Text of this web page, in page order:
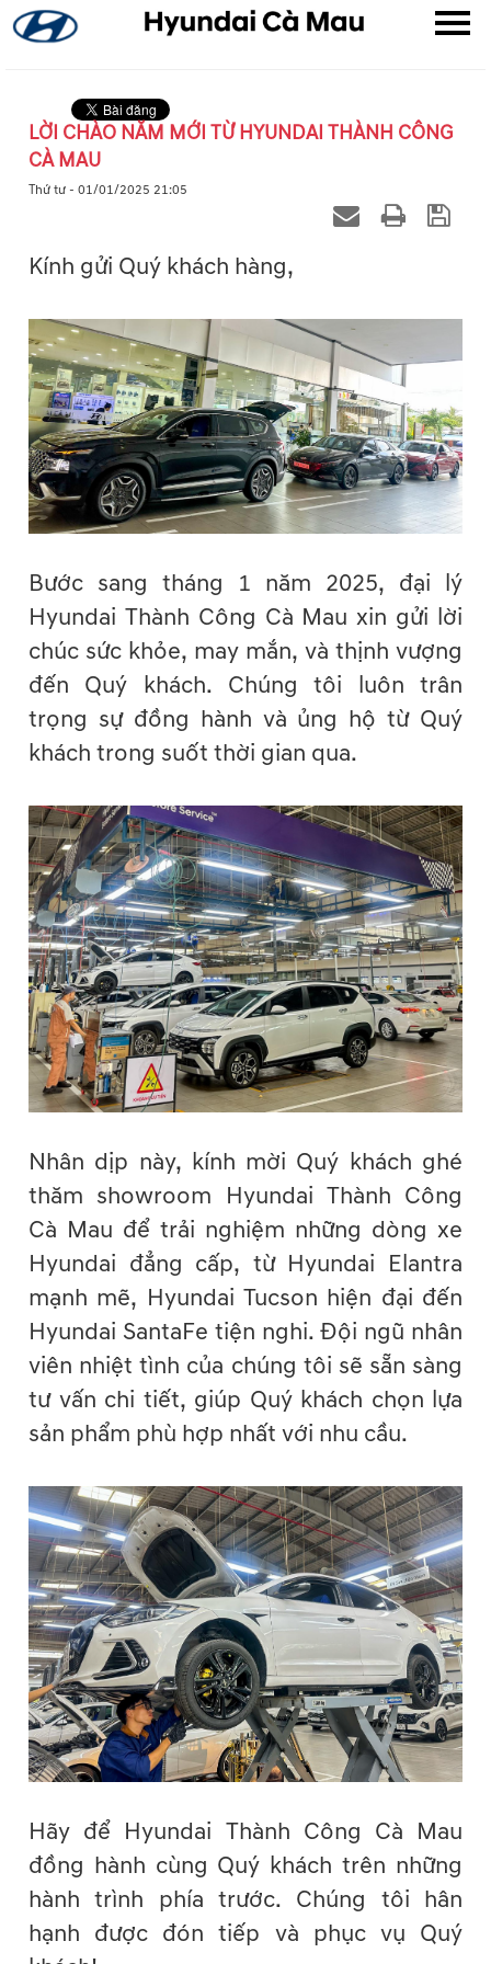
LỜI CHÀO NĂM MỚI TỪ HYUNDAI THÀNH CÔNG
CÀ MAU
Thứ tư - 01/01/2025 21:05
Kính gửi Quý khách hàng,
Bước sang tháng 1 năm 2025, đại lý
Hyundai Thành Công Cà Mau xin gửi lời
chúc sức khỏe, may mắn, và thịnh vượng
đến Quý khách. Chúng tôi luôn trân
trọng sự đồng hành và ủng hộ từ Quý
khách trong suốt thời gian qua.
Nhân dịp này, kính mời Quý khách ghé
thăm showroom Hyundai Thành Công
Cà Mau để trải nghiệm những dòng xe
Hyundai đẳng cấp, từ Hyundai Elantra
mạnh mẽ, Hyundai Tucson hiện đại đến
Hyundai SantaFe tiện nghi. Đội ngũ nhân
viên nhiệt tình của chúng tôi sẽ sẵn sàng
tư vấn chi tiết, giúp Quý khách chọn lựa
sản phẩm phù hợp nhất với nhu cầu.
Hãy để Hyundai Thành Công Cà Mau
đồng hành cùng Quý khách trên những
hành trình phía trước. Chúng tôi hân
hạnh được đón tiếp và phục vụ Quý